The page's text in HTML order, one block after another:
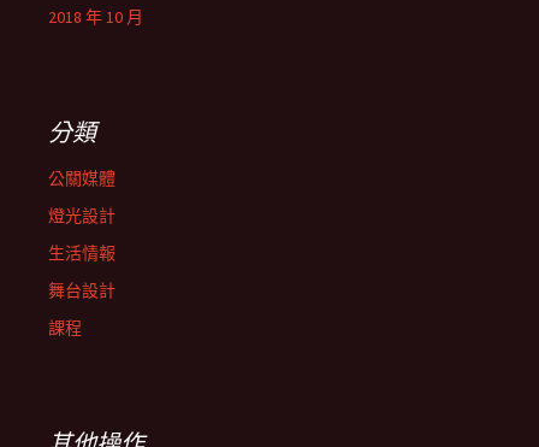
2018 年 10 月
分類
公關媒體
燈光設計
生活情報
舞台設計
課程